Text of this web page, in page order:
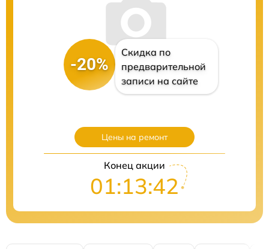
-20%
Скидка по
предварительной
записи на сайте
Цены на ремонт
Конец акции
01:13:40